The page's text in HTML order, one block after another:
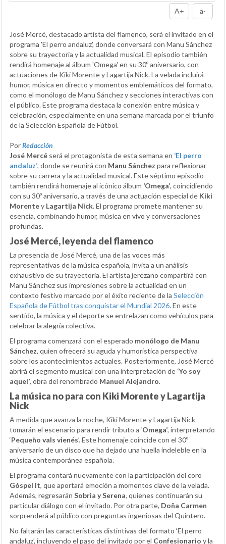
A+ a-
José Mercé, destacado artista del flamenco, será el invitado en el
programa 'El perro andaluz', donde conversará con Manu Sánchez
sobre su trayectoria y la actualidad musical. El episodio también
rendirá homenaje al álbum 'Omega' en su 30º aniversario, con
actuaciones de Kiki Morente y Lagartija Nick. La velada incluirá
humor, música en directo y momentos emblemáticos del formato,
como el monólogo de Manu Sánchez y secciones interactivas con
el público. Este programa destaca la conexión entre música y
celebración, especialmente en una semana marcada por el triunfo
de la Selección Española de Fútbol.
PorRedacción
José Mercé será el protagonista de esta semana en ‘El perro
andaluz’, donde se reunirá con Manu Sánchez para reflexionar
sobre su carrera y la actualidad musical. Este séptimo episodio
también rendirá homenaje al icónico álbum ‘Omega’, coincidiendo
con su 30º aniversario, a través de una actuación especial de Kiki
Morentey Lagartija Nick. El programa promete mantener su
esencia, combinando humor, música en vivo y conversaciones
profundas.
José Mercé, leyenda del flamenco
La presencia de José Mercé, una de las voces más
representativas de la música española, invita a un análisis
exhaustivo de su trayectoria. El artista jerezano compartirá con
Manu Sánchez sus impresiones sobre la actualidad en un
contexto festivo marcado por el éxito reciente de la Selección
Española de Fútbol tras conquistar el Mundial 2026. En este
sentido, la música y el deporte se entrelazan como vehículos para
celebrar la alegría colectiva.
El programa comenzará con el esperado monólogo de Manu
Sánchez, quien ofrecerá su aguda y humorística perspectiva
sobre los acontecimientos actuales. Posteriormente, José Mercé
abrirá el segmento musical con una interpretación de ‘Yo soy
aquel’, obra del renombrado Manuel Alejandro.
La música no para con Kiki Morente y Lagartija
Nick
A medida que avanza la noche, Kiki Morente y Lagartija Nick
tomarán el escenario para rendir tributo a ‘Omega’, interpretando
‘Pequeño vals vienés’. Este homenaje coincide con el 30º
aniversario de un disco que ha dejado una huella indeleble en la
música contemporánea española.
El programa contará nuevamente con la participación del coro
Góspel It, que aportará emoción a momentos clave de la velada.
Además, regresarán Sobria y Serena, quienes continuarán su
particular diálogo con el invitado. Por otra parte, Doña Carmen
sorprenderá al público con preguntas ingeniosas del Quintero.
No faltarán las características distintivas del formato ‘El perro
andaluz’, incluyendo el paso del invitado por el Confesionario y la